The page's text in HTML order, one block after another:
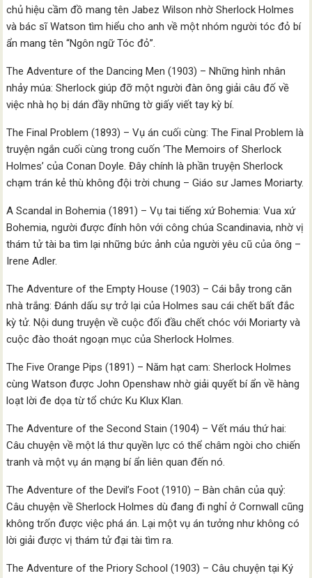
chủ hiệu cầm đồ mang tên Jabez Wilson nhờ Sherlock Holmes
và bác sĩ Watson tìm hiểu cho anh về một nhóm người tóc đỏ bí
ẩn mang tên “Ngôn ngữ Tóc đỏ”.
The Adventure of the Dancing Men (1903) – Những hình nhân
nhảy múa: Sherlock giúp đỡ một người đàn ông giải câu đố về
việc nhà họ bị dán đầy những tờ giấy viết tay kỳ bí.
The Final Problem (1893) – Vụ án cuối cùng: The Final Problem là
truyện ngắn cuối cùng trong cuốn ‘The Memoirs of Sherlock
Holmes’ của Conan Doyle. Đây chính là phần truyện Sherlock
chạm trán kẻ thù không đội trời chung – Giáo sư James Moriarty.
A Scandal in Bohemia (1891) – Vụ tai tiếng xứ Bohemia: Vua xứ
Bohemia, người được đính hôn với công chúa Scandinavia, nhờ vị
thám tử tài ba tìm lại những bức ảnh của người yêu cũ của ông –
Irene Adler.
The Adventure of the Empty House (1903) – Cái bẫy trong căn
nhà trắng: Đánh dấu sự trở lại của Holmes sau cái chết bất đắc
kỳ tử. Nội dung truyện về cuộc đối đầu chết chóc với Moriarty và
cuộc đào thoát ngoạn mục của Sherlock Holmes.
The Five Orange Pips (1891) – Năm hạt cam: Sherlock Holmes
cùng Watson được John Openshaw nhờ giải quyết bí ẩn về hàng
loạt lời đe dọa từ tổ chức Ku Klux Klan.
The Adventure of the Second Stain (1904) – Vết máu thứ hai:
Câu chuyện về một lá thư quyền lực có thể châm ngòi cho chiến
tranh và một vụ án mạng bí ẩn liên quan đến nó.
The Adventure of the Devil’s Foot (1910) – Bàn chân của quỷ:
Câu chuyện về Sherlock Holmes dù đang đi nghỉ ở Cornwall cũng
không trốn được việc phá án. Lại một vụ án tưởng như không có
lời giải được vị thám tử đại tài tìm ra.
The Adventure of the Priory School (1903) – Câu chuyện tại Ký